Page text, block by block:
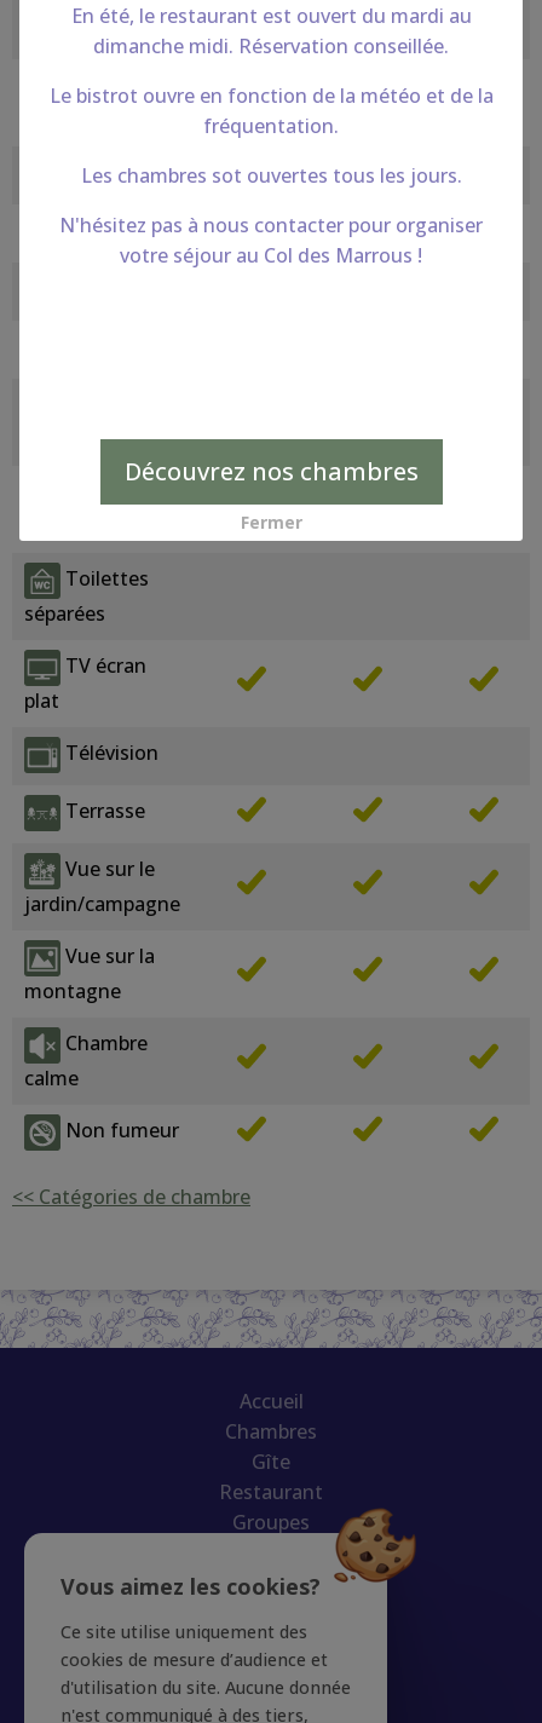
Miroir
Penderie
Coin bureau
ou douche
Toilettes
séparées
TV écran
plat
Télévision
Terrasse
Vue sur le
jardin/campagne
Vue sur la
montagne
Chambre
calme
Non fumeur
<< Catégories de chambre
Accueil
Chambres
Gîte
Restaurant
Groupes
Aux Alentours
Galerie
Accès
Réserver
Vous aimez les cookies?
Ce site utilise uniquement des
cookies de mesure d’audience et
d'utilisation du site. Aucune donnée
n'est communiqué à des tiers,
Fermer
En été, le restaurant est ouvert du mardi au
dimanche midi. Réservation conseillée.
Le bistrot ouvre en fonction de la météo et de la
fréquentation.
Les chambres sot ouvertes tous les jours.
N'hésitez pas à nous contacter pour organiser
votre séjour au Col des Marrous !
Découvrez nos chambres